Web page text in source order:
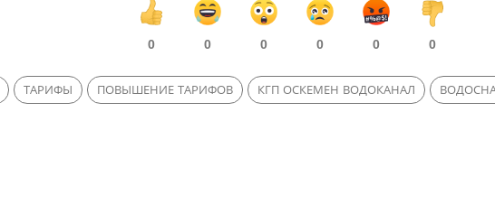
0 0 0 0 0 0
ТАРИФЫ ПОВЫШЕНИЕ ТАРИФОВ КГП ОСКЕМЕН ВОДОКАНАЛ